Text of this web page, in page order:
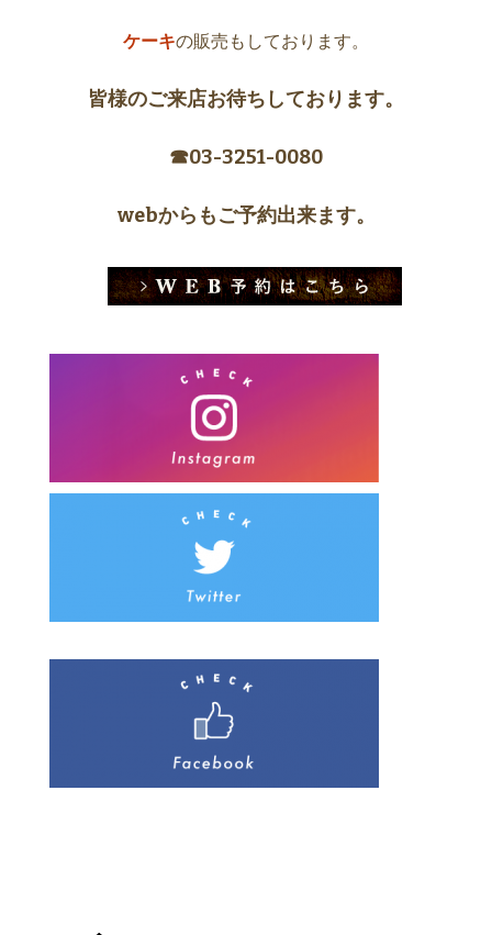
ケーキの販売もしております。
皆様のご来店お待ちしております。
☎︎03-3251-0080
webからもご予約出来ます。